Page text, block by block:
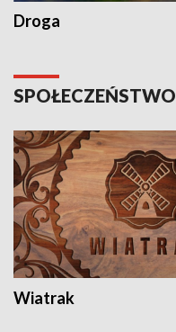
Droga
SPOŁECZEŃSTWO
Wiatrak